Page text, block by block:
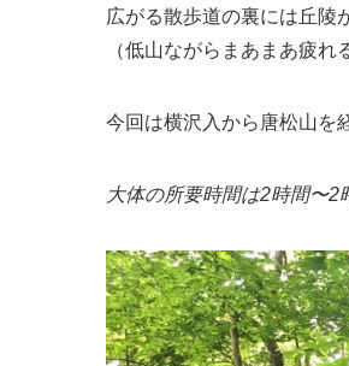
広がる散歩道の裏には丘陵
（低山ながらまあまあ疲れ
今回は横沢入から唐松山を
大体の所要時間は2時間〜2